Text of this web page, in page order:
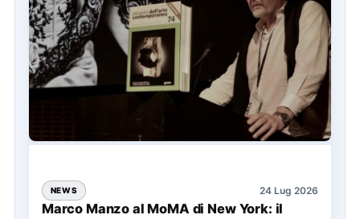
NEWS 24 Lug 2026
Marco Manzo al MoMA di New York: il